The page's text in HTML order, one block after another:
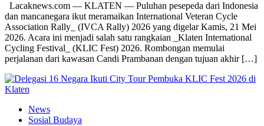
Lacaknews.com — KLATEN — Puluhan pesepeda dari Indonesia
dan mancanegara ikut meramaikan International Veteran Cycle
Association Rally_ (IVCA Rally) 2026 yang digelar Kamis, 21 Mei
2026. Acara ini menjadi salah satu rangkaian _Klaten International
Cycling Festival_ (KLIC Fest) 2026. Rombongan memulai
perjalanan dari kawasan Candi Prambanan dengan tujuan akhir […]
News
Sosial Budaya